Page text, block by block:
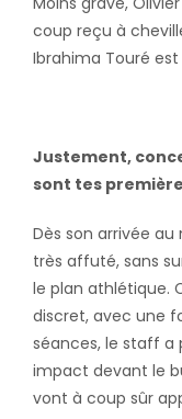
coup reçu à
Ibrahima Touré est
Justement,
sont tes
Dès son arrivée
très affuté, sans
le plan athlétique.
discret, avec une
séances, le staff a
impact devant le
vont à coup sûr